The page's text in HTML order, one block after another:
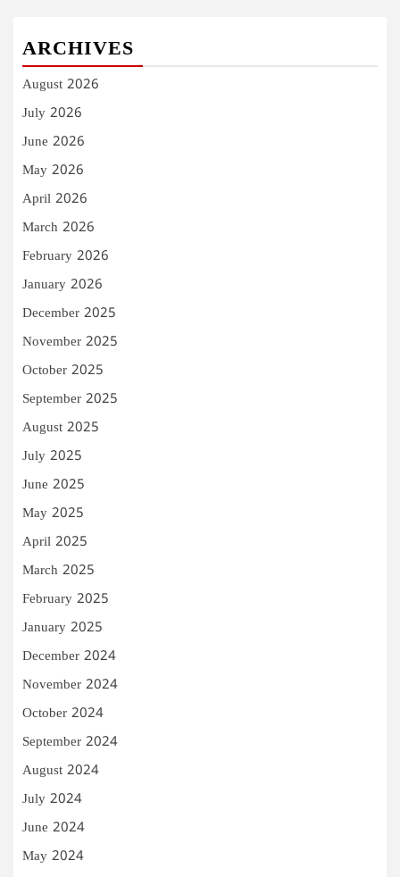
ARCHIVES
August 2026
July 2026
June 2026
May 2026
April 2026
March 2026
February 2026
January 2026
December 2025
November 2025
October 2025
September 2025
August 2025
July 2025
June 2025
May 2025
April 2025
March 2025
February 2025
January 2025
December 2024
November 2024
October 2024
September 2024
August 2024
July 2024
June 2024
May 2024